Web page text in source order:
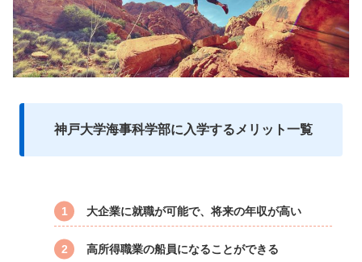
神戸大学海事科学部に入学するメリット一覧
大企業に就職が可能で、将来の年収が高い
高所得職業の船員になることができる